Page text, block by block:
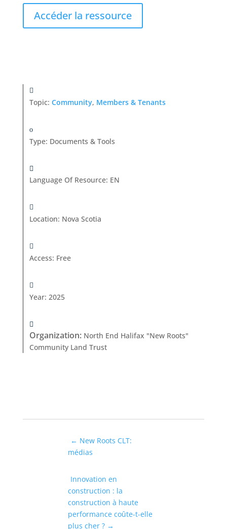
Accéder la ressource
Topic: Community, Members & Tenants
Type: Documents & Tools
Language Of Resource: EN
Location: Nova Scotia
Access: Free
Year: 2025
Organization: North End Halifax "New Roots"
Community Land Trust
← New Roots CLT:
médias
Innovation en
construction : la
construction à haute
performance coûte-t-elle
plus cher ? →